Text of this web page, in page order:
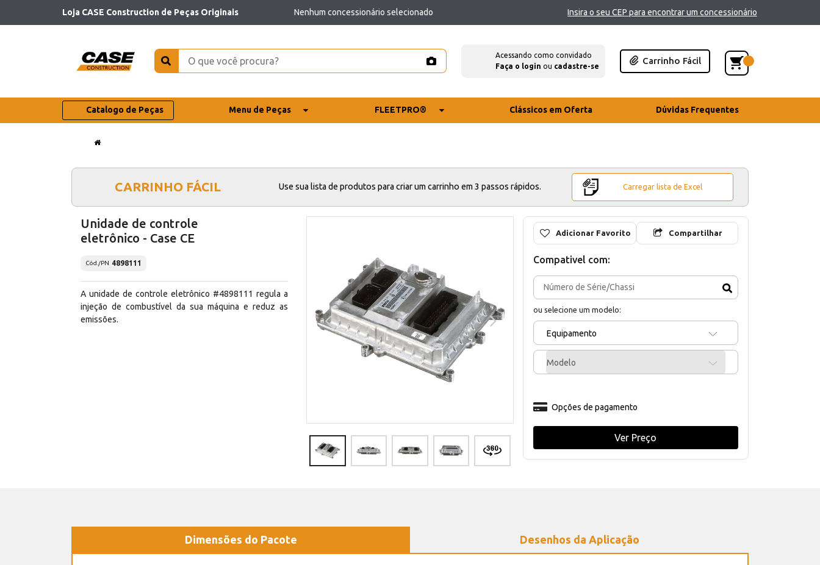
Loja CASE Construction de Peças Originais Nenhum concessionário selecionado Insira o seu CEP para encontrar um concessionário
Acessando como convidado
Faça o login ou cadastre-se
Carrinho Fácil
Catalogo de Peças Menu de Peças FLEETPRO® Clássicos em Oferta Dúvidas Frequentes
CARRINHO FÁCIL Use sua lista de produtos para criar um carrinho em 3 passos rápidos. Carregar lista de Excel
Unidade de controle
eletrônico - Case CE
Cód./PN 4898111
A unidade de controle eletrônico #4898111 regula a
injeção de combustível da sua máquina e reduz as
emissões.
Adicionar Favorito Compartilhar
Compativel com:
ou selecione um modelo:
Equipamento
Modelo
Opções de pagamento
Ver Preço
Dimensões do Pacote Desenhos da Aplicação